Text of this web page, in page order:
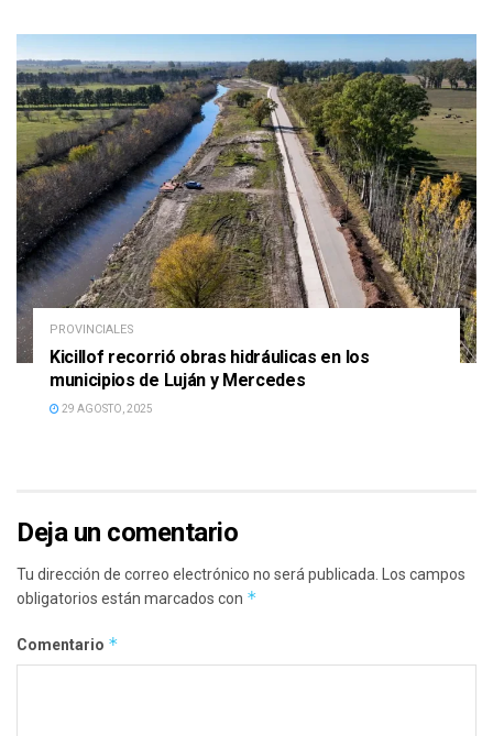
PROVINCIALES
Kicillof recorrió obras hidráulicas en los
municipios de Luján y Mercedes
29 AGOSTO, 2025
Deja un comentario
Tu dirección de correo electrónico no será publicada. Los campos
obligatorios están marcados con *
Comentario *